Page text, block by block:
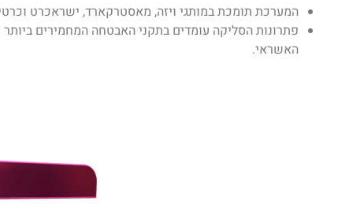
המערכת תומכת במותגי ויזה, מאסטרקארד, ישראכרט
האשראי.